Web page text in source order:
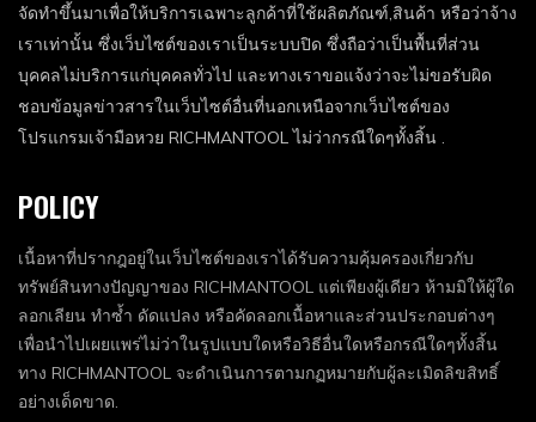
จัดทำขึ้นมาเพื่อให้บริการเฉพาะลูกค้าที่ใช้ผลิตภัณฑ์,สินค้า หรือว่าจ้าง
เราเท่านั้น ซึ่งเว็บไซต์ของเราเป็นระบบปิด ซึ่งถือว่าเป็นพื้นที่ส่วน
บุคคลไม่บริการแก่บุคคลทั่วไป และทางเราขอแจ้งว่าจะไม่ขอรับผิด
ชอบข้อมูลข่าวสารในเว็บไซต์อื่นที่นอกเหนือจากเว็บไซต์ของ
โปรแกรมเจ้ามือหวย RICHMANTOOL ไม่ว่ากรณีใดๆทั้งสิ้น .
POLICY
เนื้อหาที่ปรากฎอยู่ในเว็บไซต์ของเราได้รับความคุ้มครองเกี่ยวกับ
ทรัพย์สินทางปัญญาของ RICHMANTOOL แต่เพียงผู้เดียว ห้ามมิให้ผู้ใด
ลอกเลียน ทำซ้ำ ดัดแปลง หรือคัดลอกเนื้อหาและส่วนประกอบต่างๆ
เพื่อนำไปเผยแพร่ไม่ว่าในรูปแบบใดหรือวิธีอื่นใดหรือกรณีใดๆทั้งสิ้น
ทาง RICHMANTOOL จะดำเนินการตามกฏหมายกับผู้ละเมิดลิขสิทธิ์
อย่างเด็ดขาด.